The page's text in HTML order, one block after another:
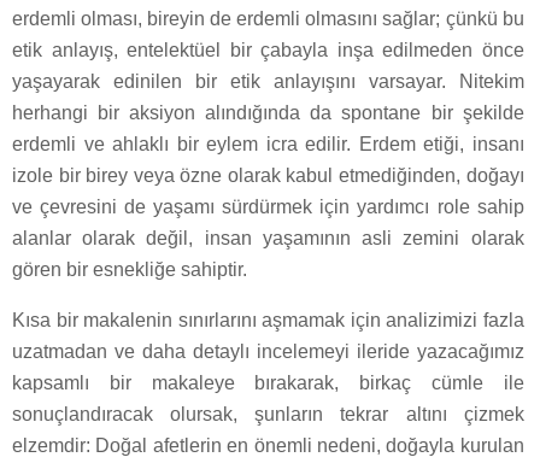
erdemli olması, bireyin de erdemli olmasını sağlar; çünkü bu
etik anlayış, entelektüel bir çabayla inşa edilmeden önce
yaşayarak edinilen bir etik anlayışını varsayar. Nitekim
herhangi bir aksiyon alındığında da spontane bir şekilde
erdemli ve ahlaklı bir eylem icra edilir. Erdem etiği, insanı
izole bir birey veya özne olarak kabul etmediğinden, doğayı
ve çevresini de yaşamı sürdürmek için yardımcı role sahip
alanlar olarak değil, insan yaşamının asli zemini olarak
gören bir esnekliğe sahiptir.
Kısa bir makalenin sınırlarını aşmamak için analizimizi fazla
uzatmadan ve daha detaylı incelemeyi ileride yazacağımız
kapsamlı bir makaleye bırakarak, birkaç cümle ile
sonuçlandıracak olursak, şunların tekrar altını çizmek
elzemdir: Doğal afetlerin en önemli nedeni, doğayla kurulan